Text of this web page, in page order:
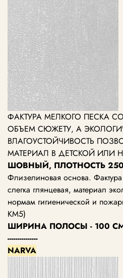
ФАКТУРА МЕЛКОГО ПЕСКА
ОБЪЕМ СЮЖЕТУ, А
ВЛАГОУСТОЙЧИВОСТЬ
МАТЕРИАЛ В ДЕТСКОЙ ИЛИ
ШОВНЫЙ, ПЛОТНОСТЬ
Флизелиновая основа.
слегка глянцевая, материал
нормам гигиенической и
КМ5)
ШИРИНА ПОЛОСЫ - 100
---------------
NARVA